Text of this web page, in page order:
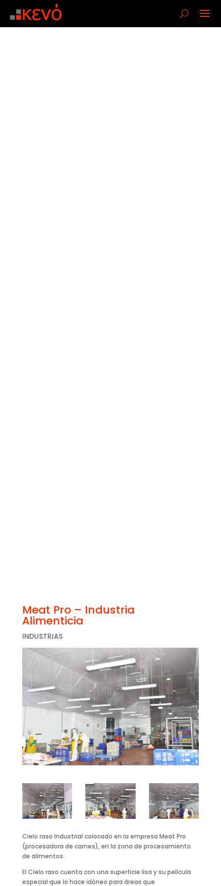
Meat Pro – Industria
Alimenticia
INDUSTRIAS
Cielo raso Industrial colocado en la empresa Meat Pro
(procesadora de carnes), en la zona de procesamiento
de alimentos.
El Cielo raso cuenta con una superficie lisa y su película
especial que lo hace idóneo para áreas que